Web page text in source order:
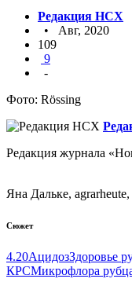
Редакция НСХ
• Авг, 2020
109
9
-
Фото: Rössing
Редакция журнала
Яна Дальке,
Сюжет
4.20АцидозЗдоровье
КРСМикрофлора